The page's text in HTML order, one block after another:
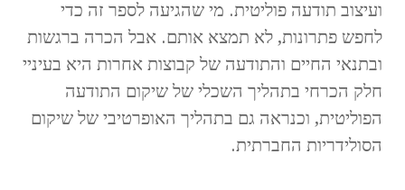
ועיצוב תודעה פוליטית. מי שהגיעה לספר זה כדי
לחפש פתרונות, לא תמצא אותם. אבל הכרה ברגשות
ובתנאי החיים והתודעה של קבוצות אחרות היא בעיניי
חלק הכרחי בתהליך השכלי של שיקום התודעה
הפוליטית, וכנראה גם בתהליך האופרטיבי של שיקום
הסולידריות החברתית.